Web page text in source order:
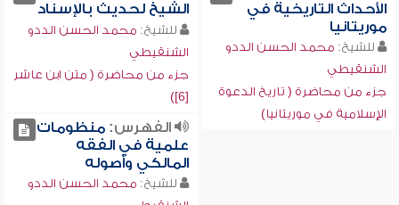
الأحداث التاريخية في
موريتانيا
للشيخ: محمد الحسن الددو
الشنقيطي
جزء من محاضرة ( تاريخ الدعوة
الإسلامية في موريتانيا)
الشيخ لحديث بالإسناد
للشيخ: محمد الحسن الددو
الشنقيطي
جزء من محاضرة ( متن ابن عاشر
[6])
الفهرس:منظومات
علمية في الفقه
المالكي وأصوله
للشيخ: محمد الحسن الددو